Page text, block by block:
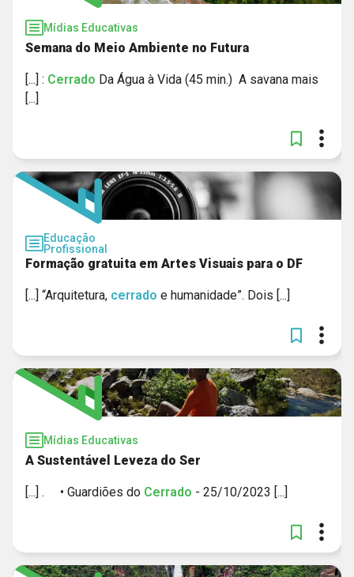
Mídias Educativas
Semana do Meio Ambiente no Futura
[...] : Cerrado Da Água à Vida (45 min.) A savana mais
[...]
Educação
Profissional
Formação gratuita em Artes Visuais para o DF
[...] “Arquitetura, cerrado e humanidade”. Dois [...]
Mídias Educativas
A Sustentável Leveza do Ser
[...] . • Guardiões do Cerrado - 25/10/2023 [...]